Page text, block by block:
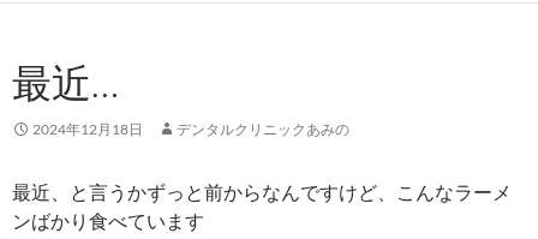
最近…
2024年12月18日 デンタルクリニックあみの
最近、と言うかずっと前からなんですけど、こんなラーメ
ンばかり食べています